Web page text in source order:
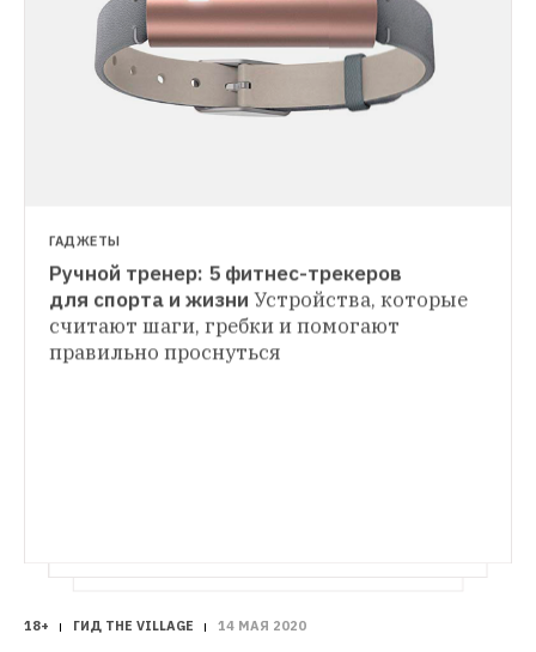
ГИД THE VILLAGE
Влажные сны: Увлажнители воздуха,
Будет жарко: 5 вещей, которые помогут
согретьсяПока не дали отопление и не
наступила весна
ГАДЖЕТЫ
Ручной тренер: 5 фитнес-трекеров
для спорта и жизни Устройства, которые
считают шаги, гребки и помогают
правильно проснуться
18+ ГИД THE VILLAGE 14 МАЯ 2020